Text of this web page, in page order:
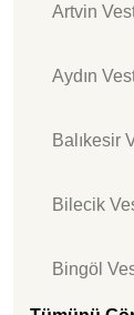
Artvin
Aydın
Balıkesir
Bilecik
Bingöl